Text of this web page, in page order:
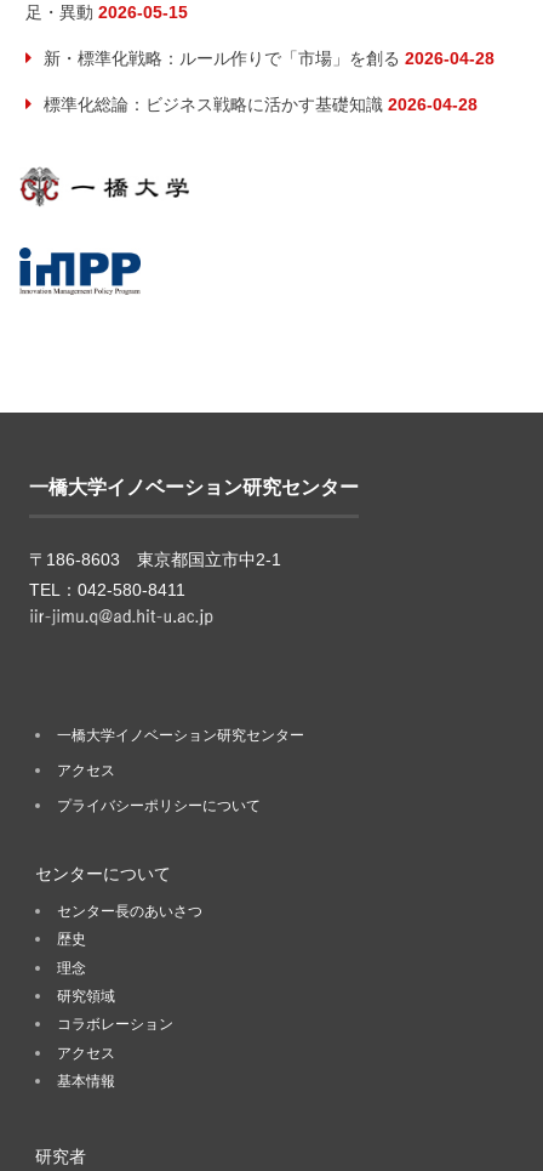
足・異動 2026-05-15
新・標準化戦略：ルール作りで「市場」を創る 2026-04-28
標準化総論：ビジネス戦略に活かす基礎知識 2026-04-28
一橋大学イノベーション研究センター
〒186-8603 東京都国立市中2-1
TEL：042-580-8411
一橋大学イノベーション研究センター
アクセス
プライバシーポリシーについて
センターについて
センター長のあいさつ
歴史
理念
研究領域
コラボレーション
アクセス
基本情報
研究者